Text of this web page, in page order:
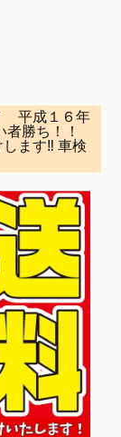
平成１６年
勝ち！！
ます‼ 車検